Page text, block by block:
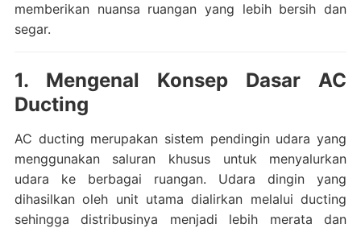
memberikan nuansa ruangan yang lebih bersih dan
segar.
1. Mengenal Konsep Dasar AC
Ducting
AC ducting merupakan sistem pendingin udara yang
menggunakan saluran khusus untuk menyalurkan
udara ke berbagai ruangan. Udara dingin yang
dihasilkan oleh unit utama dialirkan melalui ducting
sehingga distribusinya menjadi lebih merata dan